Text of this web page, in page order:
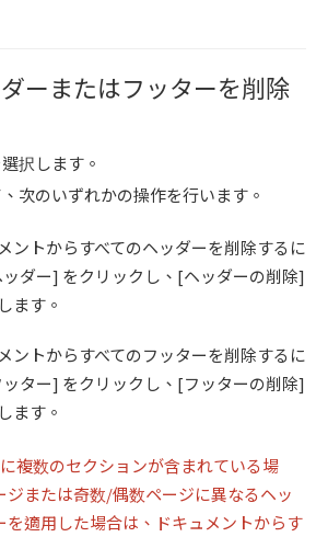
ーまたはフッターを削除
択します。
次のいずれかの操作を行います。
ントからすべてのヘッダーを削除するに
ダー] をクリックし、[ヘッダーの削除]
ます。
ントからすべてのフッターを削除するに
ター] をクリックし、[フッターの削除]
ます。
複数のセクションが含まれている場
ジまたは奇数/偶数ページに異なるヘッ
を適用した場合は、ドキュメントからす